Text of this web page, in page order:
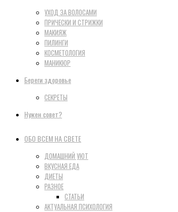
УХОД ЗА ВОЛОСАМИ
ПРИЧЕСКИ И СТРИЖКИ
МАКИЯЖ
ПИЛИНГИ
КОСМЕТОЛОГИЯ
МАНИКЮР
Береги здоровье
СЕКРЕТЫ
Нужен совет?
ОБО ВСЕМ НА СВЕТЕ
ДОМАШНИЙ УЮТ
ВКУСНАЯ ЕДА
ДИЕТЫ
РАЗНОЕ
СТАТЬИ
АКТУАЛЬНАЯ ПСИХОЛОГИЯ